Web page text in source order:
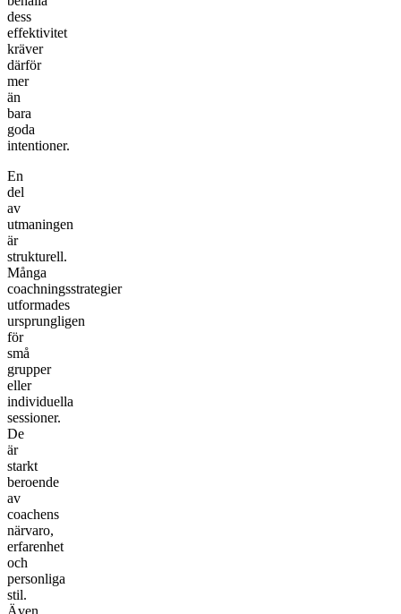
dess
effektivitet
kräver
därför
mer
än
bara
goda
intentioner.
En
del
av
utmaningen
är
strukturell.
Många
coachningsstrategier
utformades
ursprungligen
för
små
grupper
eller
individuella
sessioner.
De
är
starkt
beroende
av
coachens
närvaro,
erfarenhet
och
personliga
stil.